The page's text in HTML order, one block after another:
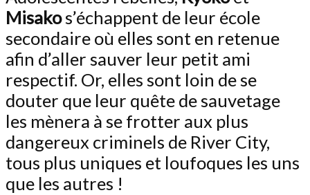
Misakos’échappent de leur école
secondaire où elles sont en retenue
afin d’aller sauver leur petit ami
respectif. Or, elles sont loin de se
douter que leur quête de sauvetage
les mènera à se frotter aux plus
dangereux criminels de River City,
tous plus uniques et loufoques les uns
que les autres !